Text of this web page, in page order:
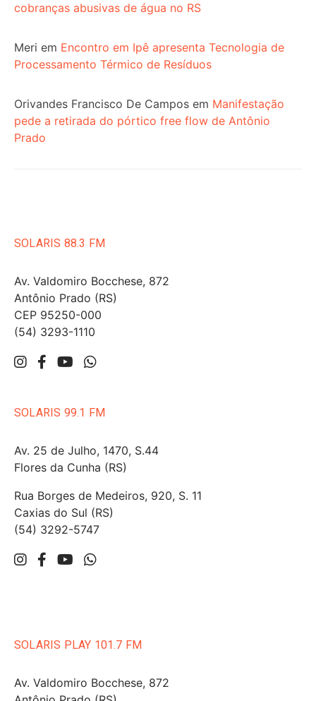
cobranças abusivas de água no RS
Meri em Encontro em Ipê apresenta Tecnologia de
Processamento Térmico de Resíduos
Orivandes Francisco De Campos em Manifestação
pede a retirada do pórtico free flow de Antônio
Prado
SOLARIS 88.3 FM
Av. Valdomiro Bocchese, 872
Antônio Prado (RS)
CEP 95250-000
(54) 3293-1110
SOLARIS 99.1 FM
Av. 25 de Julho, 1470, S.44
Flores da Cunha (RS)
Rua Borges de Medeiros, 920, S. 11
Caxias do Sul (RS)
(54) 3292-5747
SOLARIS PLAY 101.7 FM
Av. Valdomiro Bocchese, 872